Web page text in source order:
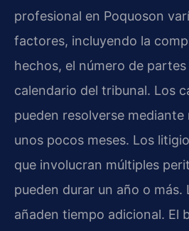
profesional en Poquoson
factores, incluyendo la
hechos, el número de
calendario del tribunal. Los
pueden resolverse mediante
unos pocos meses. Los
que involucran múltiples
pueden durar un año o más.
añaden tiempo adicional. El